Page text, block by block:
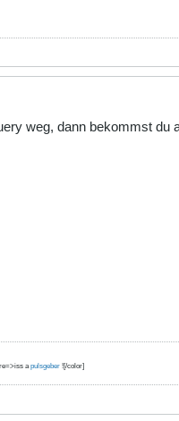
weg, dann bekommst
apulsgeber ![/color]